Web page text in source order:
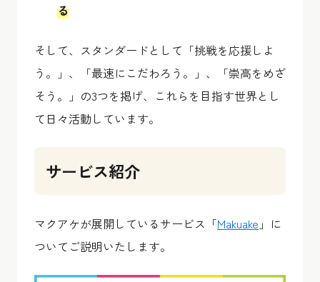
る
そして、スタンダードとして「挑戦を応援しよ
う。」、「最速にこだわろう。」、「崇高をめざ
そう。」の3つを掲げ、これらを目指す世界とし
て日々活動しています。
サービス紹介
マクアケが展開しているサービス「Makuake 」に
ついてご説明いたします。